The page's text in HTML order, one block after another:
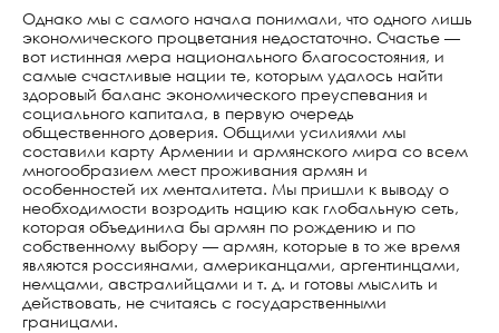
Однако мы с самого начала понимали, что одного лишь
экономического процветания недостаточно. Счастье —
вот истинная мера национального благосостояния, и
самые счастливые нации те, которым удалось найти
здоровый баланс экономического преуспевания и
социального капитала, в первую очередь
общественного доверия. Общими усилиями мы
составили карту Армении и армянского мира со всем
многообразием мест проживания армян и
особенностей их менталитета. Мы пришли к выводу о
необходимости возродить нацию как глобальную сеть,
которая объединила бы армян по рождению и по
собственному выбору — армян, которые в то же время
являются россиянами, американцами, аргентинцами,
немцами, австралийцами и т. д. и готовы мыслить и
действовать, не считаясь с государственными
границами.